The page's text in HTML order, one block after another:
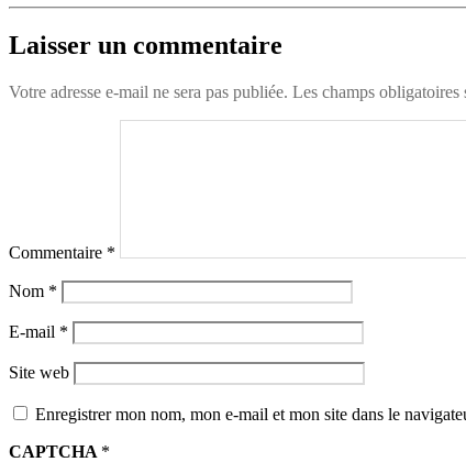
Laisser un commentaire
Votre adresse e-mail ne sera pas publiée. Les champs obligatoires
Commentaire *
Nom *
E-mail *
Site web
Enregistrer mon nom, mon e-mail et mon site dans le
CAPTCHA *